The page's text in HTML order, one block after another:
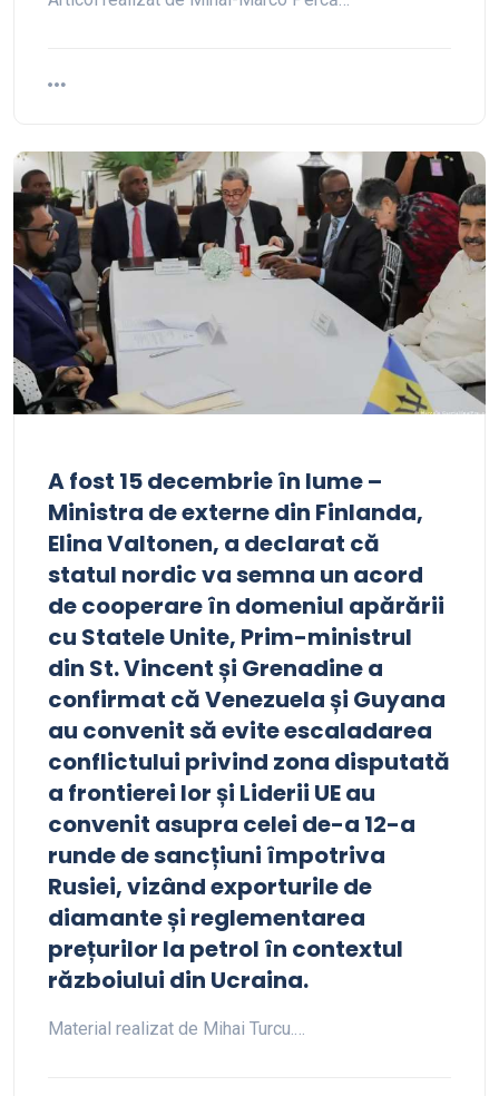
A fost 15 decembrie în lume –
Ministra de externe din Finlanda,
Elina Valtonen, a declarat că
statul nordic va semna un acord
de cooperare în domeniul apărării
cu Statele Unite, Prim-ministrul
din St. Vincent și Grenadine a
confirmat că Venezuela și Guyana
au convenit să evite escaladarea
conflictului privind zona disputată
a frontierei lor și Liderii UE au
convenit asupra celei de-a 12-a
runde de sancțiuni împotriva
Rusiei, vizând exporturile de
diamante și reglementarea
prețurilor la petrol în contextul
războiului din Ucraina.
Material realizat de Mihai Turcu.…